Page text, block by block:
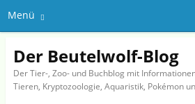
Menü
Der Beutelwolf-Blog
Der Tier-, Zoo- und Buchblog mit
Tieren, Kryptozoologie, Aquaristik, Pokémon